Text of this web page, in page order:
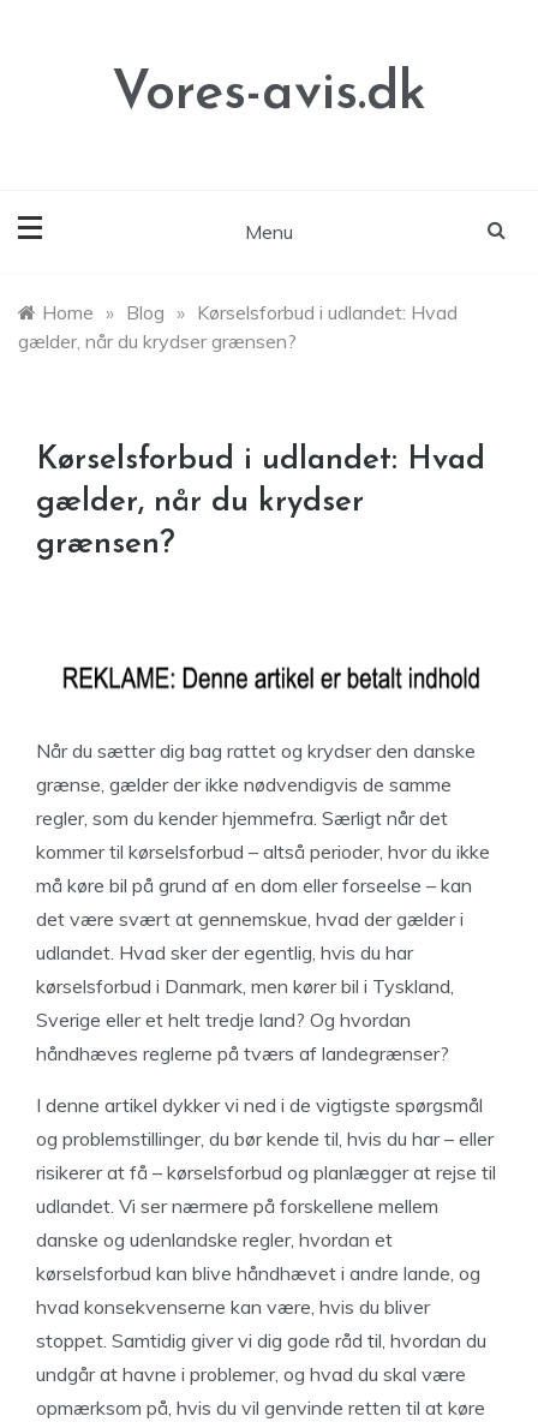
Vores-avis.dk
Menu
Home » Blog » Kørselsforbud i udlandet: Hvad
gælder, når du krydser grænsen?
Kørselsforbud i udlandet: Hvad
gælder, når du krydser
grænsen?
Når du sætter dig bag rattet og krydser den danske
grænse, gælder der ikke nødvendigvis de samme
regler, som du kender hjemmefra. Særligt når det
kommer til kørselsforbud – altså perioder, hvor du ikke
må køre bil på grund af en dom eller forseelse – kan
det være svært at gennemskue, hvad der gælder i
udlandet. Hvad sker der egentlig, hvis du har
kørselsforbud i Danmark, men kører bil i Tyskland,
Sverige eller et helt tredje land? Og hvordan
håndhæves reglerne på tværs af landegrænser?
I denne artikel dykker vi ned i de vigtigste spørgsmål
og problemstillinger, du bør kende til, hvis du har – eller
risikerer at få – kørselsforbud og planlægger at rejse til
udlandet. Vi ser nærmere på forskellene mellem
danske og udenlandske regler, hvordan et
kørselsforbud kan blive håndhævet i andre lande, og
hvad konsekvenserne kan være, hvis du bliver
stoppet. Samtidig giver vi dig gode råd til, hvordan du
undgår at havne i problemer, og hvad du skal være
opmærksom på, hvis du vil genvinde retten til at køre